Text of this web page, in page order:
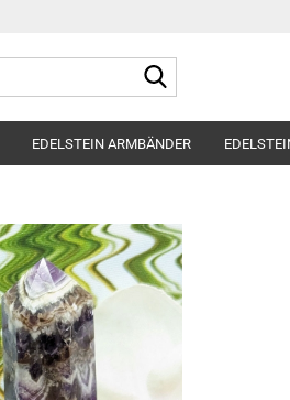
EDELSTEIN ARMBÄNDER